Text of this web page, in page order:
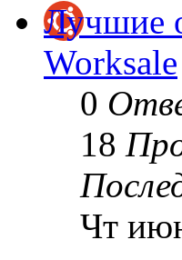
Лучшие
Worksale
0
18
Чт